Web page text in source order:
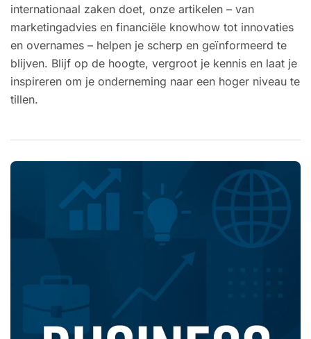
internationaal zaken doet, onze artikelen – van
marketingadvies en financiële knowhow tot innovaties
en overnames – helpen je scherp en geïnformeerd te
blijven. Blijf op de hoogte, vergroot je kennis en laat je
inspireren om je onderneming naar een hoger niveau te
tillen.